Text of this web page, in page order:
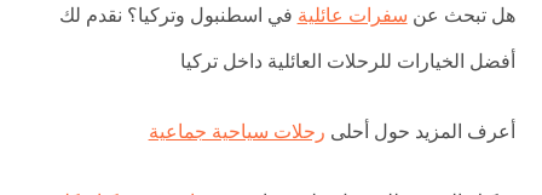
هل تبحث عن سفرات عائلية في اسطنبول وتركيا؟ نقدم لك
أفضل الخيارات للرحلات العائلية داخل تركيا
أعرف المزيد حول أحلى رحلات سياحية جماعية